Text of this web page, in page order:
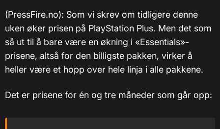
(PressFire.no): Som vi skrev om tidligere denne
uken øker prisen på PlayStation Plus. Men det som
så ut til å bare være en økning i «Essentials»-
prisene, altså for den billigste pakken, virker å
heller være et hopp over hele linja i alle pakkene.
Det er prisene for én og tre måneder som går opp: